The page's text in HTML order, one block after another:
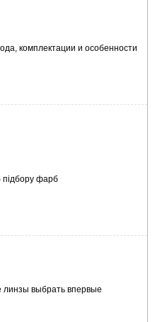
комплектации и особенности
підбору фарб
выбрать впервые